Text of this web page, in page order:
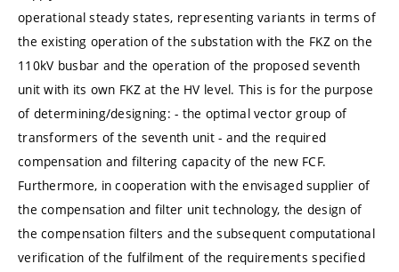
operational steady states, representing variants in terms of
the existing operation of the substation with the FKZ on the
110kV busbar and the operation of the proposed seventh
unit with its own FKZ at the HV level. This is for the purpose
of determining/designing: - the optimal vector group of
transformers of the seventh unit - and the required
compensation and filtering capacity of the new FCF.
Furthermore, in cooperation with the envisaged supplier of
the compensation and filter unit technology, the design of
the compensation filters and the subsequent computational
verification of the fulfilment of the requirements specified